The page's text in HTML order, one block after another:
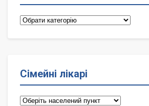
Категорії
Сімейні лікарі
Сімейні